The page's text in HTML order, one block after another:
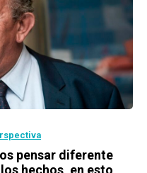
pensar diferente
hechos, en esto